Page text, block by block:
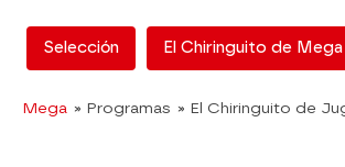
Selección El Chiringuito de Mega
Mega » Programas » El Chiringuito de